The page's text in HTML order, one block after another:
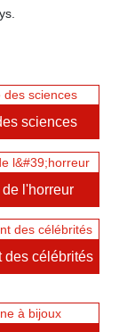
sciences
de l'horreur
des célébrités